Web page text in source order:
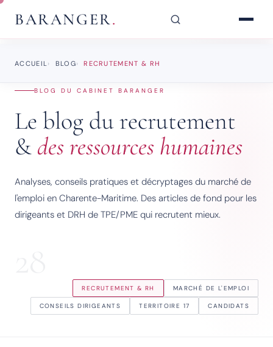
BARANGER.
ACCUEIL BLOG RECRUTEMENT & RH
BLOG DU CABINET BARANGER
Le blog du recrutement
& des ressources humaines
Analyses, conseils pratiques et décryptages du marché de
l'emploi en Charente-Maritime. Des articles de fond pour les
dirigeants et DRH de TPE/PME qui recrutent mieux.
RECRUTEMENT & RH MARCHÉ DE L'EMPLOI
CONSEILS DIRIGEANTS TERRITOIRE 17 CANDIDATS